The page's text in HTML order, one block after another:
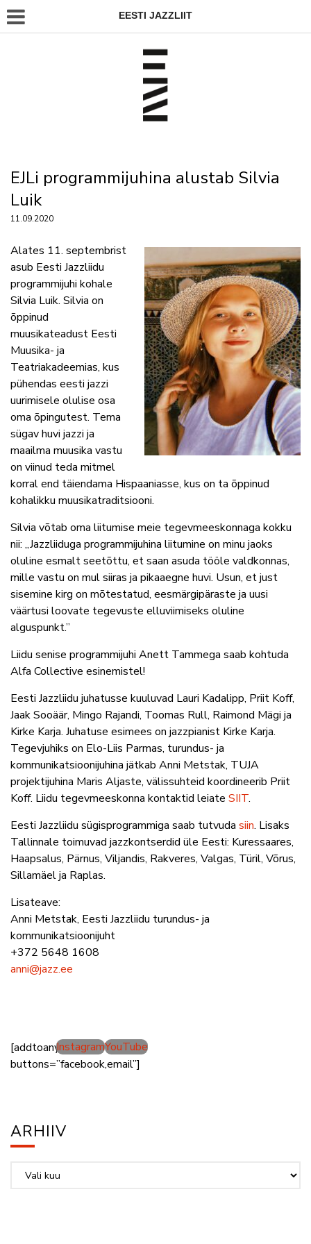
EESTI JAZZLIIT
EJLi programmijuhina alustab Silvia
Luik
11.09.2020
Alates 11. septembrist
asub Eesti Jazzliidu
programmijuhi kohale
Silvia Luik. Silvia on
õppinud
muusikateadust Eesti
Muusika- ja
Teatriakadeemias, kus
pühendas eesti jazzi
uurimisele olulise osa
oma õpingutest. Tema
sügav huvi jazzi ja
maailma muusika vastu
on viinud teda mitmel
korral end täiendama Hispaaniasse, kus on ta õppinud
kohalikku muusikatraditsiooni.
Silvia võtab oma liitumise meie tegevmeeskonnaga kokku
nii: „Jazzliiduga programmijuhina liitumine on minu jaoks
oluline esmalt seetõttu, et saan asuda tööle valdkonnas,
mille vastu on mul siiras ja pikaaegne huvi. Usun, et just
sisemine kirg on mõtestatud, eesmärgipäraste ja uusi
väärtusi loovate tegevuste elluviimiseks oluline
alguspunkt.”
Liidu senise programmijuhi Anett Tammega saab kohtuda
Alfa Collective esinemistel!
Eesti Jazzliidu juhatusse kuuluvad Lauri Kadalipp, Priit Koff,
Jaak Sooäär, Mingo Rajandi, Toomas Rull, Raimond Mägi ja
Kirke Karja. Juhatuse esimees on jazzpianist Kirke Karja.
Tegevjuhiks on Elo-Liis Parmas, turundus- ja
kommunikatsioonijuhina jätkab Anni Metstak, TUJA
projektijuhina Maris Aljaste, välissuhteid koordineerib Priit
Koff. Liidu tegevmeeskonna kontaktid leiate SIIT.
Eesti Jazzliidu sügisprogrammiga saab tutvuda siin. Lisaks
Tallinnale toimuvad jazzkontserdid üle Eesti: Kuressaares,
Haapsalus, Pärnus, Viljandis, Rakveres, Valgas, Türil, Võrus,
Sillamäel ja Raplas.
Lisateave:
Anni Metstak, Eesti Jazzliidu turundus- ja
kommunikatsioonijuht
+372 5648 1608
anni@jazz.ee
[addtoany
buttons=”facebook,email”]
InstagramYouTube
ARHIIV